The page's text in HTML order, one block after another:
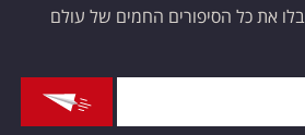
את כל הסיפורים החמים של עולם